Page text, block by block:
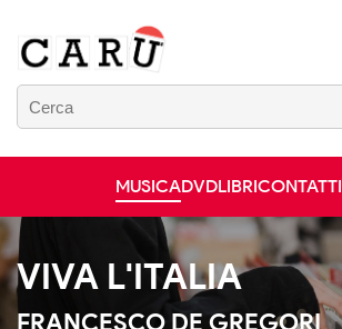
MUSICADVDLIBRICONTATTI
VIVA L'ITALIA